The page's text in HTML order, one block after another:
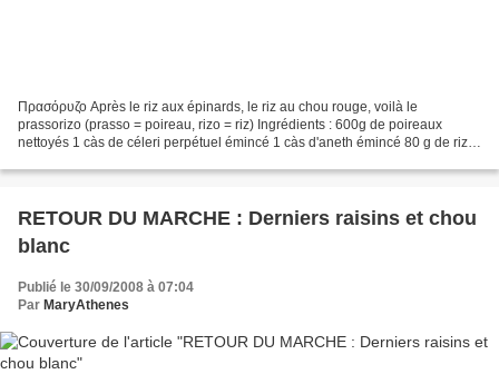
Πρασόρυζο Après le riz aux épinards, le riz au chou rouge, voilà le
prassorizo (prasso = poireau, rizo = riz) Ingrédients : 600g de poireaux
nettoyés 1 càs de céleri perpétuel émincé 1 càs d'aneth émincé 80 g de riz
RETOUR DU MARCHE : Derniers raisins et chou
blanc
Publié le 30/09/2008 à 07:04
Par MaryAthenes